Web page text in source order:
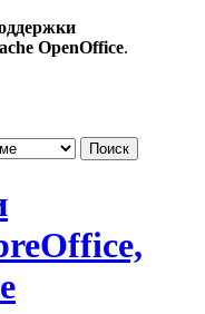
OpenOffice.